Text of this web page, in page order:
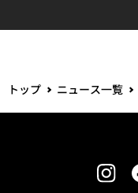
トップ
ニュース一覧